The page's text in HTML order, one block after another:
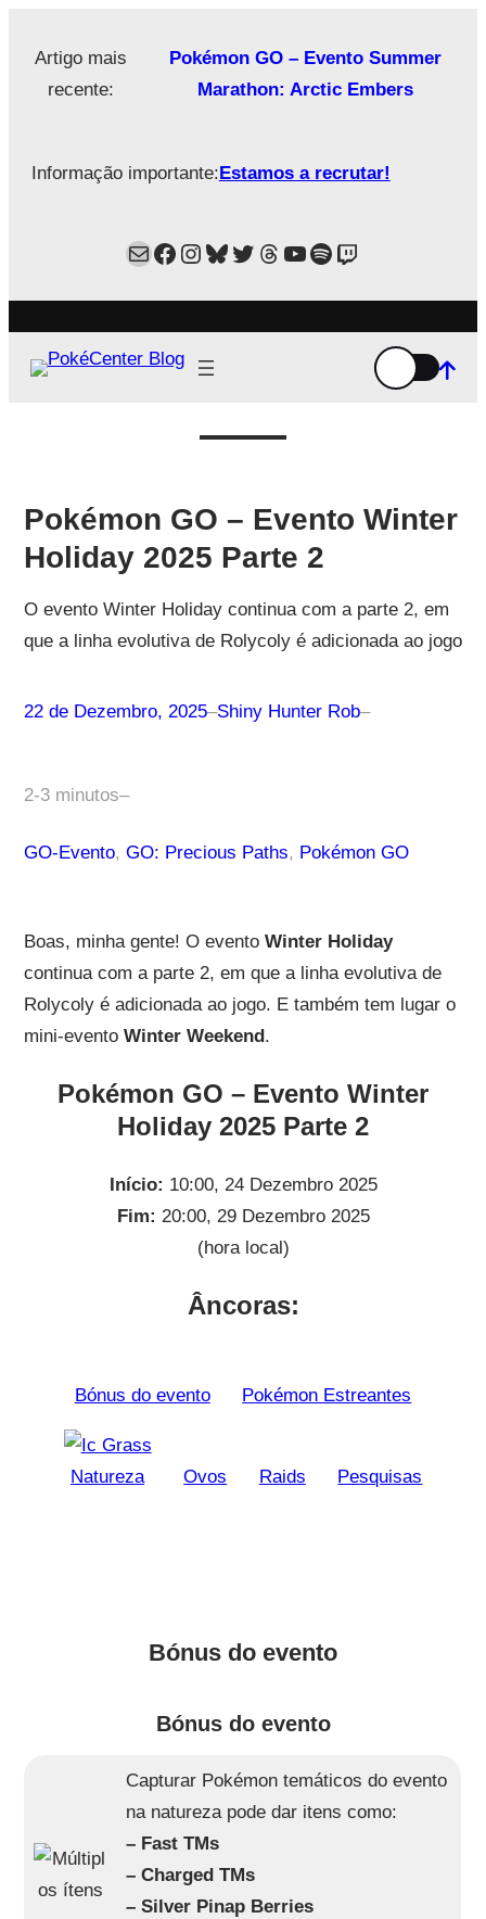
paraArtigo mais
recente:
Pokémon GO – Evento Summer
Marathon: Arctic Embers
Informação importante:Estamos a recrutar!
MailFacebook
Instagram
Bluesky
Twitter
Estamos no Threads!
YouTube
Spotify
Twitch
Pokémon GO – Evento Winter
Holiday 2025 Parte 2
O evento Winter Holiday continua com a parte 2, em
que a linha evolutiva de Rolycoly é adicionada ao jogo
22 de Dezembro, 2025–Shiny Hunter Rob–
2-3 minutos–
GO-Evento, GO: Precious Paths, Pokémon GO
Boas, minha gente! O evento Winter Holiday
continua com a parte 2, em que a linha evolutiva de
Rolycoly é adicionada ao jogo. E também tem lugar o
mini-evento Winter Weekend.
Pokémon GO – Evento Winter
Holiday 2025 Parte 2
Início: 10:00, 24 Dezembro 2025
Fim: 20:00, 29 Dezembro 2025
(hora local)
Âncoras:
Bónus do evento Pokémon Estreantes
Natureza Ovos Raids Pesquisas
Bónus do evento
Bónus do evento
Capturar Pokémon temáticos do evento
na natureza pode dar itens como:
– Fast TMs
– Charged TMs
– Silver Pinap Berries